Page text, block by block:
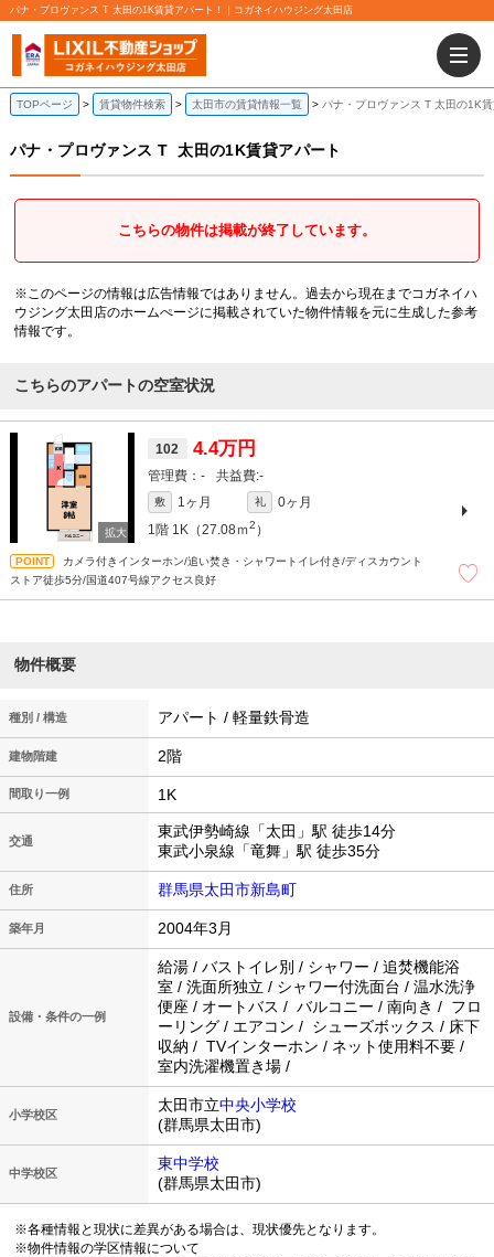
パナ・プロヴァンス T 太田の1K賃貸アパート！｜コガネイハウジング太田店
TOPページ 賃貸物件検索 太田市の賃貸情報一覧 パナ・プロヴァンス T 太田の1K
パナ・プロヴァンス T 太田の1K賃貸アパート
こちらの物件は掲載が終了しています。
※このページの情報は広告情報ではありません。過去から現在までコガネイハ
ウジング太田店のホームぺージに掲載されていた物件情報を元に生成した参考
情報です。
こちらのアパートの空室状況
102 4.4万円
- -
敷 1ヶ月 礼
0ヶ月
1階 1K（27.08ｍ2 ）
カメラ付きインターホン/追い焚き・シャワートイレ付き/ディスカウント
ストア徒歩5分/国道407号線アクセス良好
物件概要
種別 / 構造 アパート / 軽量鉄骨造
建物階建 2階
間取り一例 1K
交通
東武伊勢崎線「太田」駅 徒歩14分
東武小泉線「竜舞」駅 徒歩35分
住所 群馬県太田市新島町
築年月 2004年3月
設備・条件の一例
給湯 / バストイレ別 / シャワー / 追焚機能浴
室 / 洗面所独立 / シャワー付洗面台 / 温水洗浄
便座 / オートバス / バルコニー / 南向き / フロ
ーリング / エアコン / シューズボックス / 床下
収納 / TVインターホン / ネット使用料不要 /
室内洗濯機置き場 /
小学校区
太田市立中央小学校
(群馬県太田市)
中学校区
東中学校
(群馬県太田市)
※各種情報と現状に差異がある場合は、現状優先となります。
※物件情報の学区情報について